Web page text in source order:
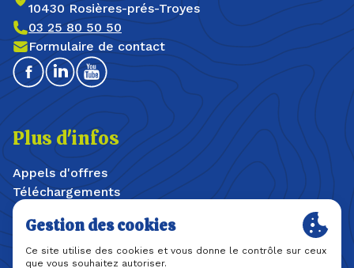
10430 Rosières-prés-Troyes
03 25 80 50 50
Formulaire de contact
FacebookLinkedinYoutube
Plus d'infos
Appels d'offres
Téléchargements
Offres d'emploi / stages
Plan du site